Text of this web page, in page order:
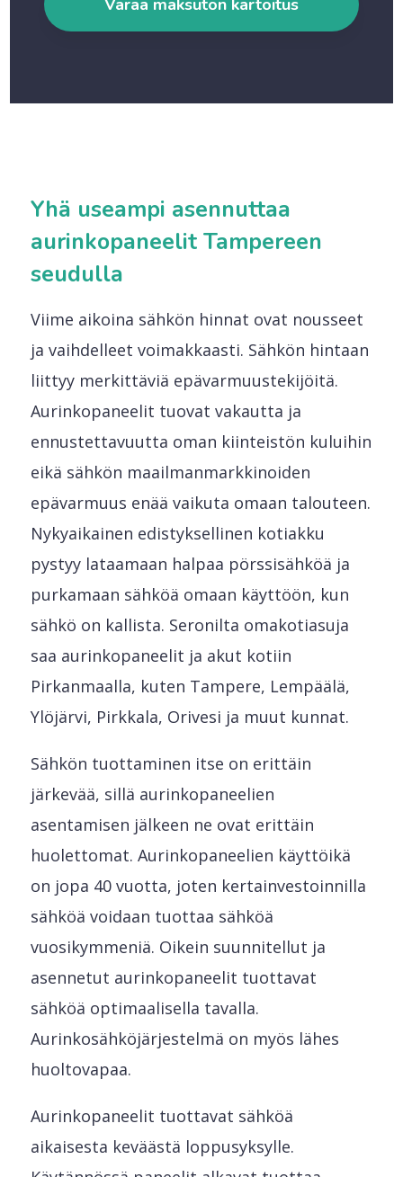
Varaa maksuton kartoitus
Yhä useampi asennuttaa
aurinkopaneelit Tampereen
seudulla
Viime aikoina sähkön hinnat ovat nousseet
ja vaihdelleet voimakkaasti. Sähkön hintaan
liittyy merkittäviä epävarmuustekijöitä.
Aurinkopaneelit tuovat vakautta ja
ennustettavuutta oman kiinteistön kuluihin
eikä sähkön maailmanmarkkinoiden
epävarmuus enää vaikuta omaan talouteen.
Nykyaikainen edistyksellinen kotiakku
pystyy lataamaan halpaa pörssisähköä ja
purkamaan sähköä omaan käyttöön, kun
sähkö on kallista. Seronilta omakotiasuja
saa aurinkopaneelit ja akut kotiin
Pirkanmaalla, kuten Tampere, Lempäälä,
Ylöjärvi, Pirkkala, Orivesi ja muut kunnat.
Sähkön tuottaminen itse on erittäin
järkevää, sillä aurinkopaneelien
asentamisen jälkeen ne ovat erittäin
huolettomat. Aurinkopaneelien käyttöikä
on jopa 40 vuotta, joten kertainvestoinnilla
sähköä voidaan tuottaa sähköä
vuosikymmeniä. Oikein suunnitellut ja
asennetut aurinkopaneelit tuottavat
sähköä optimaalisella tavalla.
Aurinkosähköjärjestelmä on myös lähes
huoltovapaa.
Aurinkopaneelit tuottavat sähköä
aikaisesta keväästä loppusyksylle.